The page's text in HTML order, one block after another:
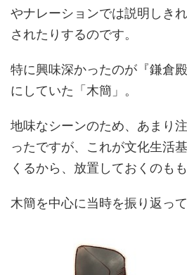
やナレーションでは説明しき
されたりするのです。
特に興味深かったのが『鎌倉
にしていた「木簡」。
地味なシーンのため、あまり
ったですが、これが文化生活
くるから、放置しておくのも
木簡を中心に当時を振り返って